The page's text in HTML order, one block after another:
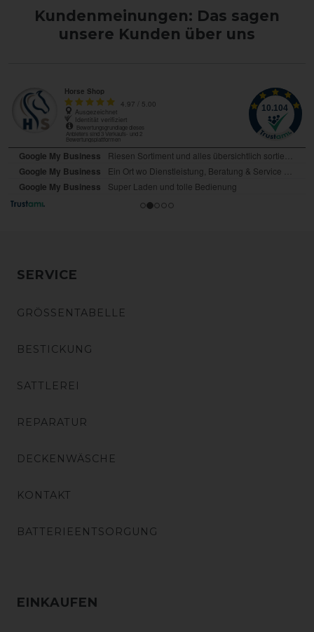
Kundenmeinungen: Das sagen
unsere Kunden über uns
SERVICE
GRÖSSENTABELLE
BESTICKUNG
SATTLEREI
REPARATUR
DECKENWÄSCHE
KONTAKT
BATTERIEENTSORGUNG
EINKAUFEN